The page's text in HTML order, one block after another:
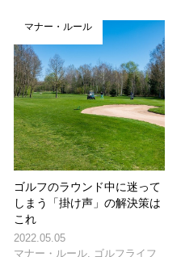
マナー・ルール
ゴルフのラウンド中に迷って
しまう「掛け声」の解決策は
これ
2022.05.05
マナー・ルール, ゴルフライフ